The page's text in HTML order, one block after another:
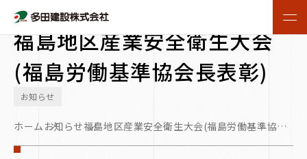
2026.07.08
福島地区産業安全衛生大会
(福島労働基準協会長表彰)
お知らせ
ホーム お知らせ福島地区産業安全衛生大会(福島労働基準協会
長表彰)